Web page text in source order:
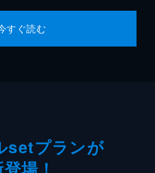
すぐ読む
setプランが
場！